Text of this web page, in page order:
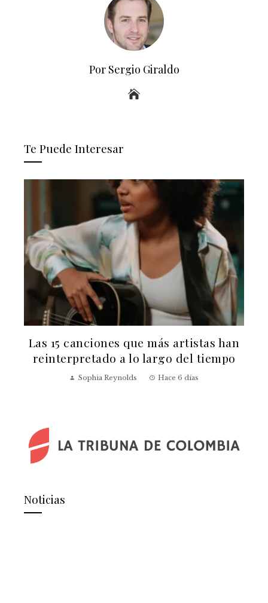
Por Sergio Giraldo
Te Puede Interesar
Las 15 canciones que más artistas han
reinterpretado a lo largo del tiempo
Sophia Reynolds Hace 6 días
Noticias